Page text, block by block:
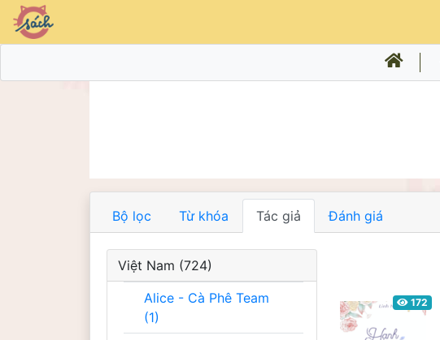
Bộ lọc Từ khóa Tác giả Đánh giá
Việt Nam (724)
Alice - Cà Phê Team
(1)
172